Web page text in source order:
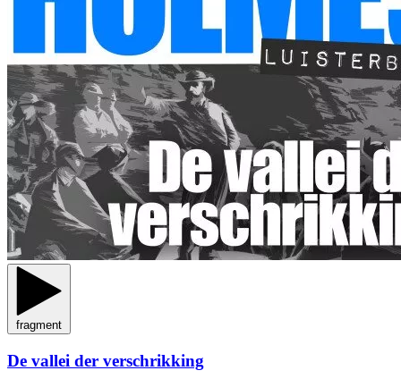
fragment
De vallei der verschrikking